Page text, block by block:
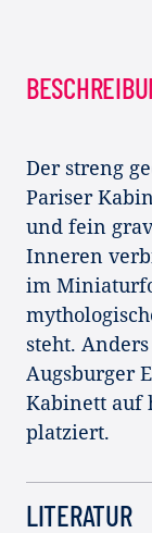
Der streng
Pariser
und fein
Inneren
im
steht.
Augsburger
Kabinett auf
platziert.
LITERATUR